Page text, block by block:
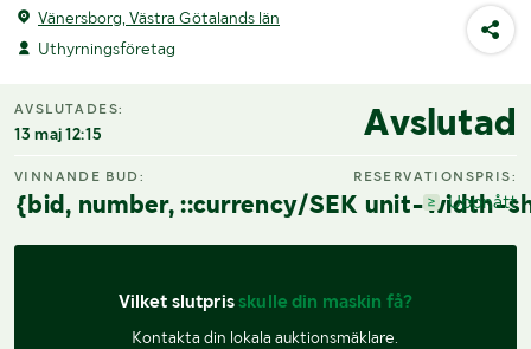
Vänersborg, Västra Götalands län
Uthyrningsföretag
AVSLUTADES:
13 maj 12:15 Avslutad
VINNANDE BUD:
{bid, number, ::currency/SEK unit-width-
RESERVATIONSPRIS:
Uppnått
Vilket slutpris skulle din maskin få?
Kontakta din lokala auktionsmäklare.